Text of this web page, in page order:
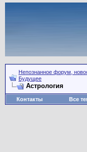
Непознанное форум,
Будущее
Астрология
Контакты Все